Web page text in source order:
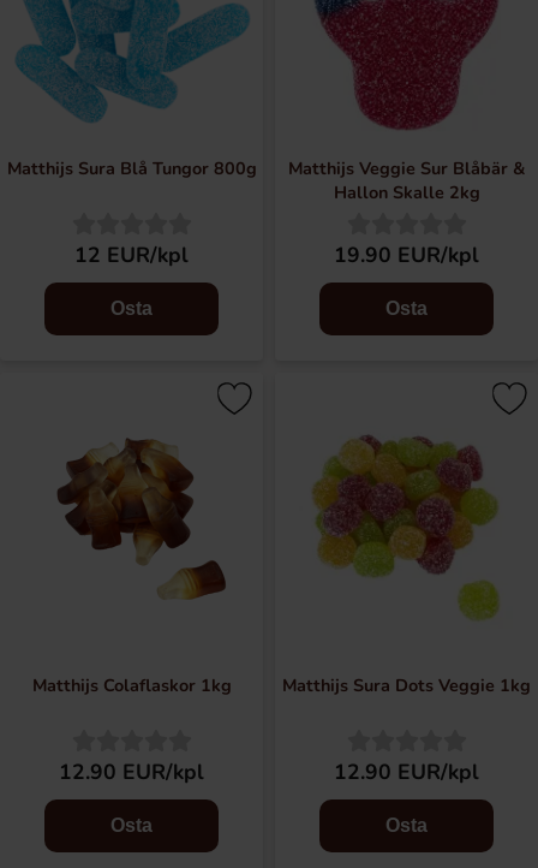
Matthijs Sura Blå Tungor 800g
12 EUR/kpl
Osta
Matthijs Veggie Sur Blåbär &
Hallon Skalle 2kg
19.90 EUR/kpl
Osta
Matthijs Colaflaskor 1kg
12.90 EUR/kpl
Osta
Matthijs Sura Dots Veggie 1kg
12.90 EUR/kpl
Osta